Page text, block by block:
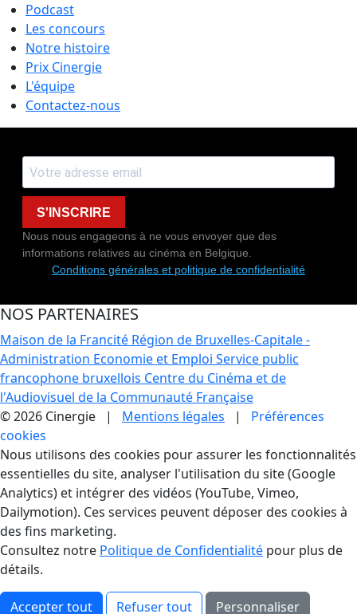
Podcast
Les concours
Notre histoire
Prix Cinergie
L'équipe
Contactez-nous
S'INSCRIRE
Nous nous engageons à ne vous envoyer que des
informations relatives au cinéma en Belgique.
Conditions générales et politique de confidentialité
NOS PARTENAIRES
Maison de la Francité Région de Bruxelles-Capitale -
Administration Economie et Emploi Service public
francophone bruxellois Centre du Cinéma et de
l'Audiovisuel de la Communauté Française
© 2026 Cinergie | Mentions légales | Préférences
cookies
Gestion des Cookies
Nous utilisons des cookies pour assurer les fonctionnalités
essentielles du site, analyser l'utilisation du site (Google
Analytics) et intégrer des vidéos (YouTube, Vimeo,
Dailymotion). Ces services peuvent déposer des cookies à
des fins marketing.
Consultez notre Politique de Confidentialité pour plus de
détails.
Accepter tout Refuser tout Personnaliser